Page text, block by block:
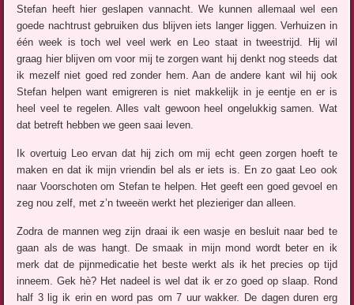
Stefan heeft hier geslapen vannacht. We kunnen allemaal wel een
goede nachtrust gebruiken dus blijven iets langer liggen. Verhuizen in
één week is toch wel veel werk en Leo staat in tweestrijd. Hij wil
graag hier blijven om voor mij te zorgen want hij denkt nog steeds dat
ik mezelf niet goed red zonder hem. Aan de andere kant wil hij ook
Stefan helpen want emigreren is niet makkelijk in je eentje en er is
heel veel te regelen. Alles valt gewoon heel ongelukkig samen. Wat
dat betreft hebben we geen saai leven.
Ik overtuig Leo ervan dat hij zich om mij echt geen zorgen hoeft te
maken en dat ik mijn vriendin bel als er iets is. En zo gaat Leo ook
naar Voorschoten om Stefan te helpen. Het geeft een goed gevoel en
zeg nou zelf, met z’n tweeën werkt het plezieriger dan alleen.
Zodra de mannen weg zijn draai ik een wasje en besluit naar bed te
gaan als de was hangt. De smaak in mijn mond wordt beter en ik
merk dat de pijnmedicatie het beste werkt als ik het precies op tijd
inneem. Gek hè? Het nadeel is wel dat ik er zo goed op slaap. Rond
half 3 lig ik erin en word pas om 7 uur wakker. De dagen duren erg